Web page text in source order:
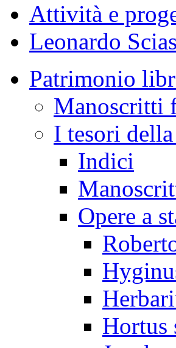
Attività e
Leonardo
Patrimonio
Manoscritti
I tesori
Indici
Opere a
Hortus